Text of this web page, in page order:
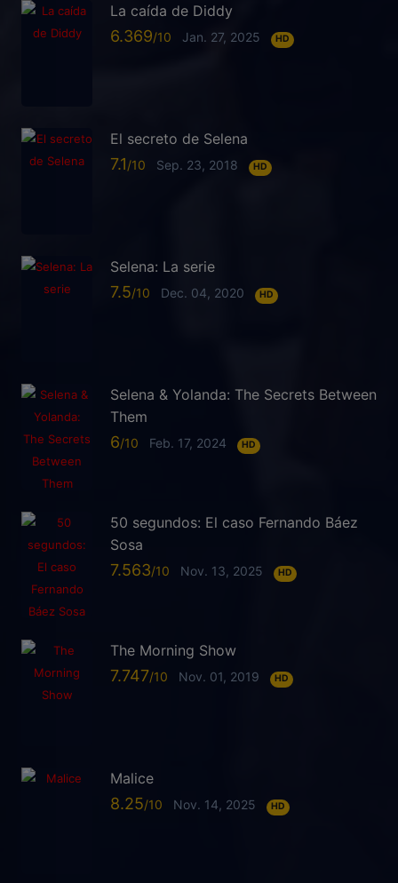
La caída de Diddy
6.369 Jan. 27, 2025 HD
El secreto de Selena
7.1 Sep. 23, 2018 HD
Selena: La serie
7.5 Dec. 04, 2020 HD
Selena & Yolanda: The Secrets Between
Them
6 Feb. 17, 2024 HD
50 segundos: El caso Fernando Báez
Sosa
7.563 Nov. 13, 2025 HD
The Morning Show
7.747 Nov. 01, 2019 HD
Malice
8.25 Nov. 14, 2025 HD